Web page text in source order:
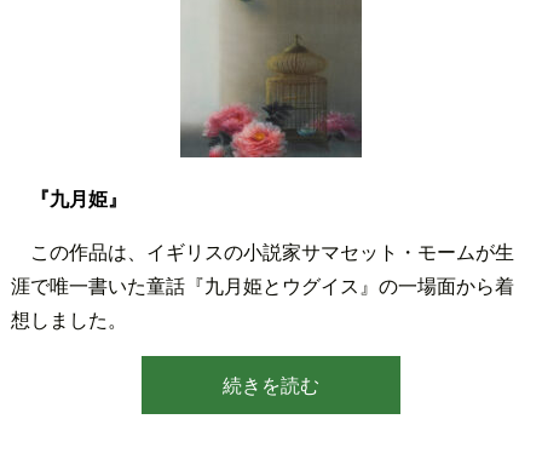
『九月姫』
この作品は、イギリスの小説家サマセット・モームが生
涯で唯一書いた童話『九月姫とウグイス』の一場面から着
想しました。
続きを読む